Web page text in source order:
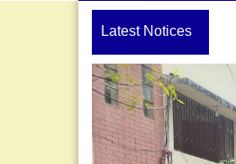
Latest Notices
Previous